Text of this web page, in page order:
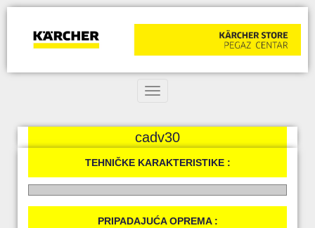
Toggle navigation
cadv30
TEHNIČKE KARAKTERISTIKE :
PRIPADAJUĆA OPREMA :